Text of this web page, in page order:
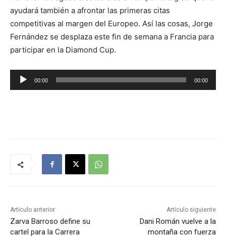
ayudará también a afrontar las primeras citas
competitivas al margen del Europeo. Así las cosas, Jorge
Fernández se desplaza este fin de semana a Francia para
participar en la Diamond Cup.
e
r
d
e
00:00 00:00
Artículo anterior
Zarva Barroso define su
cartel para la Carrera
Artículo siguiente
Dani Román vuelve a la
montaña con fuerza